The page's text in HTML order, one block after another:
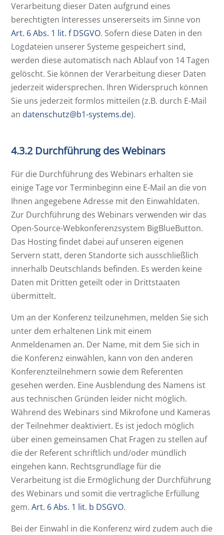
Verarbeitung dieser Daten aufgrund eines
berechtigten Interesses unsererseits im Sinne von
Art. 6 Abs. 1 lit. f DSGVO. Sofern diese Daten in den
Logdateien unserer Systeme gespeichert sind,
werden diese automatisch nach Ablauf von 14 Tagen
gelöscht. Sie können der Verarbeitung dieser Daten
jederzeit widersprechen. Ihren Widerspruch können
Sie uns jederzeit formlos mitteilen (z.B. durch E-Mail
an datenschutz@b1-systems.de).
4.3.2 Durchführung des Webinars
Für die Durchführung des Webinars erhalten sie
einige Tage vor Terminbeginn eine E-Mail an die von
Ihnen angegebene Adresse mit den Einwahldaten.
Zur Durchführung des Webinars verwenden wir das
Open-Source-Webkonferenzsystem BigBlueButton.
Das Hosting findet dabei auf unseren eigenen
Servern statt, deren Standorte sich ausschließlich
innerhalb Deutschlands befinden. Es werden keine
Daten mit Dritten geteilt oder in Drittstaaten
übermittelt.
Um an der Konferenz teilzunehmen, melden Sie sich
unter dem erhaltenen Link mit einem
Anmeldenamen an. Der Name, mit dem Sie sich in
die Konferenz einwählen, kann von den anderen
Konferenzteilnehmern sowie dem Referenten
gesehen werden. Eine Ausblendung des Namens ist
aus technischen Gründen leider nicht möglich.
Während des Webinars sind Mikrofone und Kameras
der Teilnehmer deaktiviert. Es ist jedoch möglich
über einen gemeinsamen Chat Fragen zu stellen auf
die der Referent schriftlich und/oder mündlich
eingehen kann. Rechtsgrundlage für die
Verarbeitung ist die Ermöglichung der Durchführung
des Webinars und somit die vertragliche Erfüllung
gem.Art. 6 Abs. 1 lit. b DSGVO.
Bei der Einwahl in die Konferenz wird zudem auch die